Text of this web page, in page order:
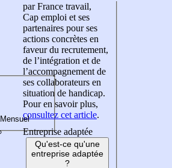
par France travail,
Cap emploi et ses
partenaires pour ses
actions concrètes en
faveur du recrutement,
de l’intégration et de
l’accompagnement de
ses collaborateurs en
situation de handicap.
Pour en savoir plus,
consultez cet article.
Entreprise adaptée
Qu'est-ce qu'une
entreprise adaptée
?